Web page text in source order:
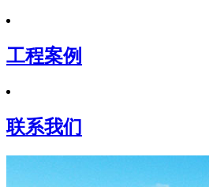
工程案例
联系我们